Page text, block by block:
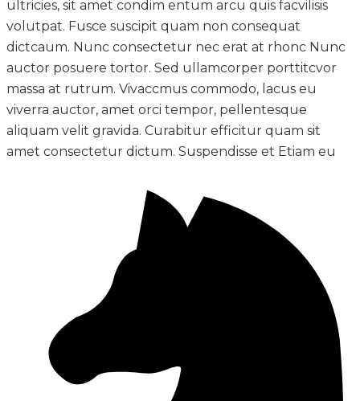
ultricies, sit amet condim entum arcu quis facvilisis
volutpat. Fusce suscipit quam non consequat
dictcaum. Nunc consectetur nec erat at rhonc Nunc
auctor posuere tortor. Sed ullamcorper porttitcvor
massa at rutrum. Vivaccmus commodo, lacus eu
viverra auctor, amet orci tempor, pellentesque
aliquam velit gravida. Curabitur efficitur quam sit
amet consectetur dictum. Suspendisse et Etiam eu